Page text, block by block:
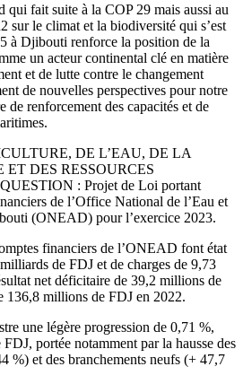
qui fait suite à la COP 29 mais aussi au
sur le climat et la biodiversité qui s’est
à Djibouti renforce la position de la
un acteur continental clé en matière
et de lutte contre le changement
de nouvelles perspectives pour notre
de renforcement des capacités et de
DE L’EAU, DE LA
ET DES RESSOURCES
: Projet de Loi portant
de l’Office National de l’Eau et
(ONEAD) pour l’exercice 2023.
financiers de l’ONEAD font état
de FDJ et de charges de 9,73
net déficitaire de 39,2 millions de
136,8 millions de FDJ en 2022.
une légère progression de 0,71 %,
portée notamment par la hausse des
%) et des branchements neufs (+ 47,7